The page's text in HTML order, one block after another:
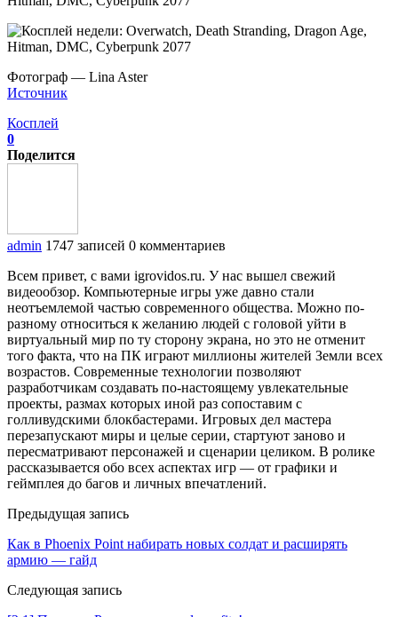
Фотограф — Lina Aster
Источник
Косплей
0
Поделится
admin 1747 записей 0 комментариев
Всем привет, с вами igrovidos.ru. У нас вышел свежий
видеообзор. Компьютерные игры уже давно стали
неотъемлемой частью современного общества. Можно по-
разному относиться к желанию людей с головой уйти в
виртуальный мир по ту сторону экрана, но это не отменит
того факта, что на ПК играют миллионы жителей Земли всех
возрастов. Современные технологии позволяют
разработчикам создавать по-настоящему увлекательные
проекты, размах которых иной раз сопоставим с
голливудскими блокбастерами. Игровых дел мастера
перезапускают миры и целые серии, стартуют заново и
пересматривают персонажей и сценарии целиком. В ролике
рассказывается обо всех аспектах игр — от графики и
геймплея до багов и личных впечатлений.
Предыдущая запись
Как в Phoenix Point набирать новых солдат и расширять
армию — гайд
Следующая запись